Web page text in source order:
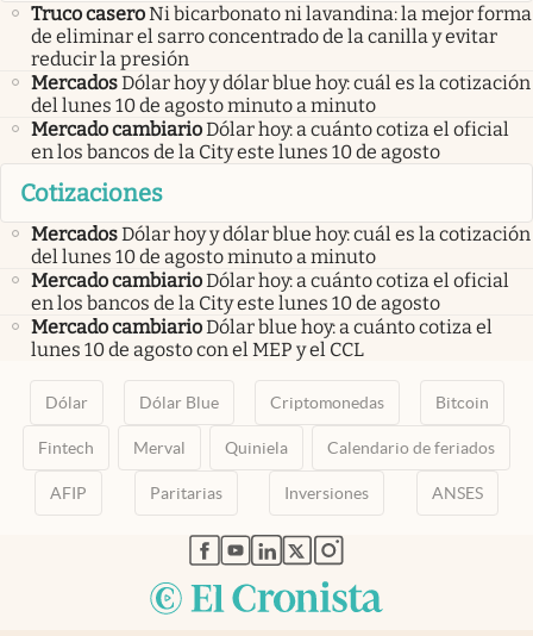
Truco caseroNi bicarbonato ni lavandina: la mejor forma
de eliminar el sarro concentrado de la canilla y evitar
reducir la presión
MercadosDólar hoy y dólar blue hoy: cuál es la cotización
del lunes 10 de agosto minuto a minuto
Mercado cambiarioDólar hoy: a cuánto cotiza el oficial
en los bancos de la City este lunes 10 de agosto
Cotizaciones
MercadosDólar hoy y dólar blue hoy: cuál es la cotización
del lunes 10 de agosto minuto a minuto
Mercado cambiarioDólar hoy: a cuánto cotiza el oficial
en los bancos de la City este lunes 10 de agosto
Mercado cambiarioDólar blue hoy: a cuánto cotiza el
lunes 10 de agosto con el MEP y el CCL
Dólar Dólar Blue Criptomonedas Bitcoin
Fintech Merval Quiniela Calendario de feriados
AFIP Paritarias Inversiones ANSES
abre en nueva pestaña
abre en nueva pestaña
abre en nueva pestaña
abre en nueva pestaña
abre en nueva pestaña